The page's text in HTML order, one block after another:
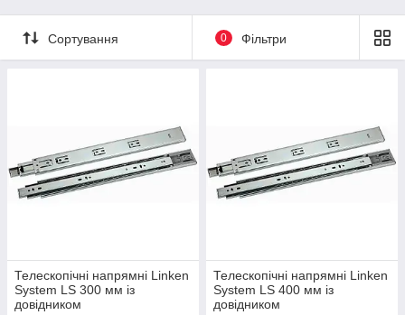
Сортування 0 Фільтри
Телескопічні напрямні Linken
System LS 300 мм із
довідником
Телескопічні напрямні Linken
System LS 400 мм із
довідником